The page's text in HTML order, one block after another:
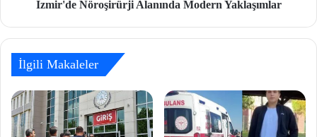
İzmir'de Nöroşirürji Alanında Modern Yaklaşımlar
İlgili Makaleler